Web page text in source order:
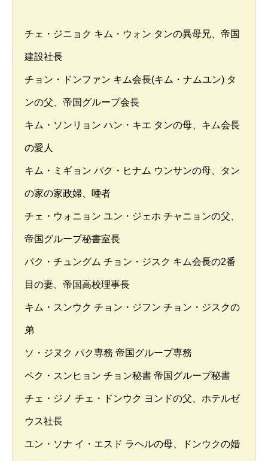
チェ・ジニョク キム・ウォン タンの異母兄、帝国
建設社長
チョン・ドンファン キム会長(キム・ナムユン) タ
ンの父、帝国グループ会長
キム・ソンリョン ハン・キエ タンの母、キム会長
の愛人
キム・ミギョン パク・ヒナム ウンサンの母、タン
の家の家政婦、唖者
チェ・ウォニョン ユン・ジェホ チャニョンの父、
帝国グループ秘書室長
パク・チュングム チョン・ジスク キム会長の2番
目の妻、帝国高校理事長
キム・スンウク チョン・ジフン チョン・ジスクの
弟
ソ・ジヌク パク専務 帝国グループ専務
ペク・スンヒョン チョン秘書 帝国グループ秘書
チェ・ジノ チェ・ドンウク ヨンドの父、ホテルゼ
ウス社長
ユン・ソナ イ・エスド ラヘルの母、ドンウクの婚